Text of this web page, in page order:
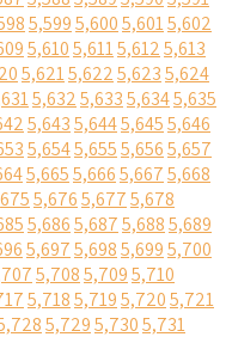
5,5995,6005,6015,602
5,6105,6115,6125,613
5,6215,6225,6235,624
5,6325,6335,6345,635
5,6435,6445,6455,646
5,6545,6555,6565,657
5,6655,6665,6675,668
5,6765,6775,678
5,6865,6875,6885,689
5,6975,6985,6995,700
5,7085,7095,710
5,7185,7195,7205,721
5,7295,7305,731